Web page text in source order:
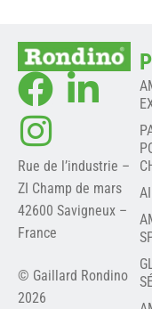
Rue de l’industrie –
ZI Champ de mars
42600 Savigneux –
France
© Gaillard Rondino
2026